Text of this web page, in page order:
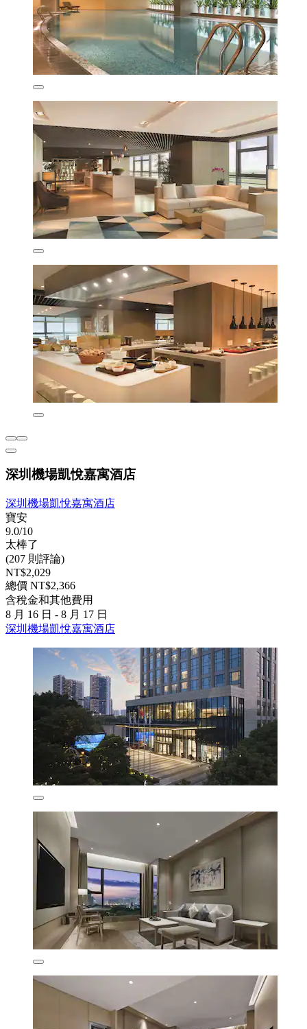
深圳機場凱悅嘉寓酒店
深圳機場凱悅嘉寓酒店
寶安
9.0/10
太棒了
(207 則評論)
NT$2,029
總價 NT$2,366
含稅金和其他費用
8 月 16 日 - 8 月 17 日
深圳機場凱悅嘉寓酒店